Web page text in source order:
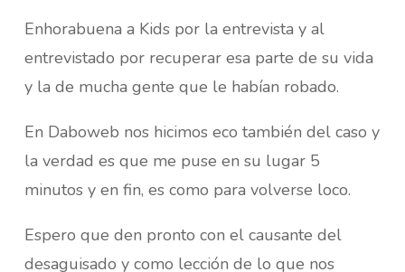
Enhorabuena a Kids por la entrevista y al
entrevistado por recuperar esa parte de su vida
y la de mucha gente que le habían robado.
En Daboweb nos hicimos eco también del caso y
la verdad es que me puse en su lugar 5
minutos y en fin, es como para volverse loco.
Espero que den pronto con el causante del
desaguisado y como lección de lo que nos